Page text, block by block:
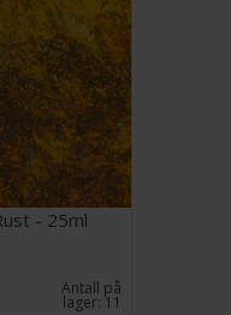
- 25ml
Antall på
lager: 11